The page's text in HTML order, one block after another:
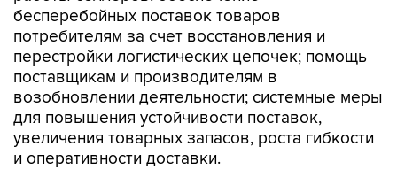
бесперебойных поставок товаров
потребителям за счет восстановления и
перестройки логистических цепочек; помощь
поставщикам и производителям в
возобновлении деятельности; системные меры
для повышения устойчивости поставок,
увеличения товарных запасов, роста гибкости
и оперативности доставки.